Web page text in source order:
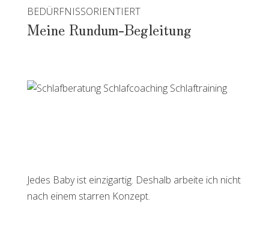
BEDÜRFNISSORIENTIERT
Meine Rundum-Begleitung
Jedes Baby ist einzigartig. Deshalb arbeite ich nicht
nach einem starren Konzept.